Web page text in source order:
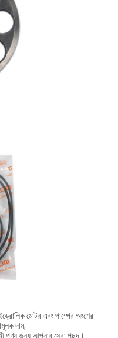
মোটর এবং পাম্পের অংশের
দাম,
পণ্য জন্য আপনার সেরা পছন্দ।